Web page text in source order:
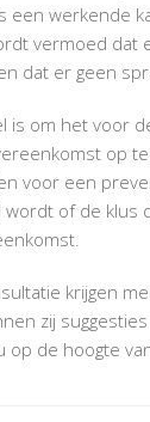
een werkende
vermoed
dat er geen
is om het voor
op
voor een
of de klus
krijgen
zij
de hoogte